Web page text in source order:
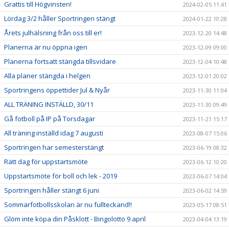
Grattis till Högvinsten! 2024-02-05 11:41
Lördag 3/2 håller Sportringen stängt 2024-01-22 10:28
Årets julhälsning från oss till er! 2023-12-20 14:48
Planerna är nu öppna igen 2023-12-09 09:00
Planerna fortsatt stängda tillsvidare 2023-12-04 10:48
Alla planer stängda i helgen 2023-12-01 20:02
Sportringens öppettider Jul & Nyår 2023-11-30 11:04
ALL TRÄNING INSTÄLLD, 30/11 2023-11-30 09:49
Gå fotboll på IP på Torsdagar 2023-11-21 15:17
All träning inställd idag 7 augusti 2023-08-07 15:06
Sportringen har semesterstängt 2023-06-19 08:32
Rätt dag för uppstartsmöte 2023-06-12 10:20
Uppstartsmöte för boll och lek - 2019 2023-06-07 14:04
Sportringen håller stängt 6 juni 2023-06-02 14:59
Sommarfotbollsskolan är nu fullteckand!! 2023-05-17 08:51
Glöm inte köpa din Påsklott - Bingolotto 9 april 2023-04-04 13:19